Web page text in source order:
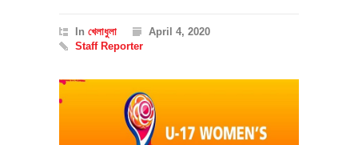
In খেলাধুলা
April 4, 2020
Staff Reporter